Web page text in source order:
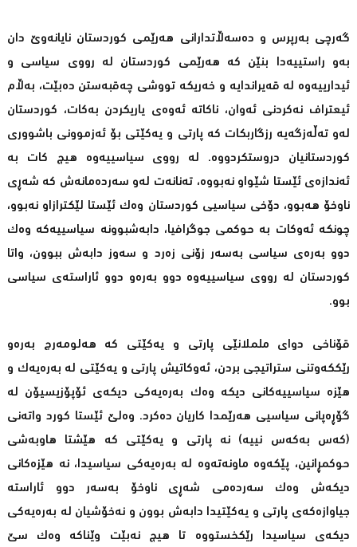
گەرچى بەرپرس و دەسەڵاتدارانى هەرێمى کوردستان نایانەوێ دان
بەو راستییەدا بنێن کە هەرێمى کوردستان لە رووى سیاسى و
ئیدارییەوە لە قەیراندایە و خەریکە تووشى چەقبەستن دەبێت، بەڵام
ئیعتراف نەکردنى ئەوان، ناکاتە ئەوەى یاریکردن بەکات، کوردستان
لەو تەڵەزگەیە رزگاربکات کە پارتى و یەکێتی بۆ ئەزموونى باشوورى
کوردستانیان دروستکردووە. لە رووى سیاسییەوە هیچ کات بە
ئەندازەى ئێستا شێواو نەبووە، تەنانەت لەو سەردەمانەش کە شەڕى
ناوخۆ هەبوو، دۆخى سیاسیی کوردستان وەک ئێستا لێکترازاو نەبوو،
چونکە ئەوکات بە حوکمى جوگرافیا، دابەشبوونە سیاسییەکە وەک
دوو بەرەى سیاسى بەسەر زۆنى زەرد و سەوز دابەش ببوون، واتا
کوردستان لە رووى سیاسییەوە دوو بەرەو دوو ئاراستەى سیاسی
بوو.
قۆناخى دواى ململانێى پارتى و یەکێتی کە هەلومەرج بەرەو
رێککەوتنى ستراتیجى بردن، ئەوکاتیش پارتى و یەکێتى لە بەرەیەک و
هێزە سیاسییەکانى دیکە وەک بەرەیەکى دیکەى ئۆپۆزیسیۆن لە
گۆڕەپانى سیاسیی هەرێمدا کاریان دەکرد. وەلێ ئێستا کورد واتەنى
(کەس بەکەس نییە) نە پارتى و یەکێتی کە هێشتا هاوبەشى
حوکمڕانین، پێکەوە ماونەتەوە لە بەرەیەکى سیاسیدا، نە هێزەکانى
دیکەش وەک سەردەمى شەڕى ناوخۆ بەسەر دوو ئاراستە
جیاوازەکەى پارتى و یەکێتیدا دابەش بوون و نەخۆشیان لە بەرەیەکى
دیکەى سیاسیدا رێکخستووە تا هیچ نەبێت وێناکە وەک سێ